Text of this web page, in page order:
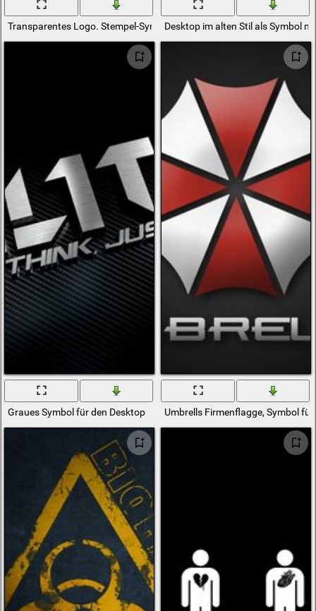
Transparentes Logo. Stempel-SymbolDesktop im alten Stil als Symbol
Graues Symbol für den Desktop Umbrells Firmenflagge, Symbol